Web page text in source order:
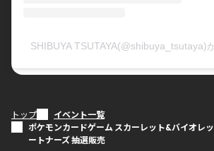
トップ
イベント一覧
ポケモンカードゲーム スカーレット&バイオレ
ートナーズ 抽選販売
SHIBUYA TSUTAYA(@shibuya_tsutaya)